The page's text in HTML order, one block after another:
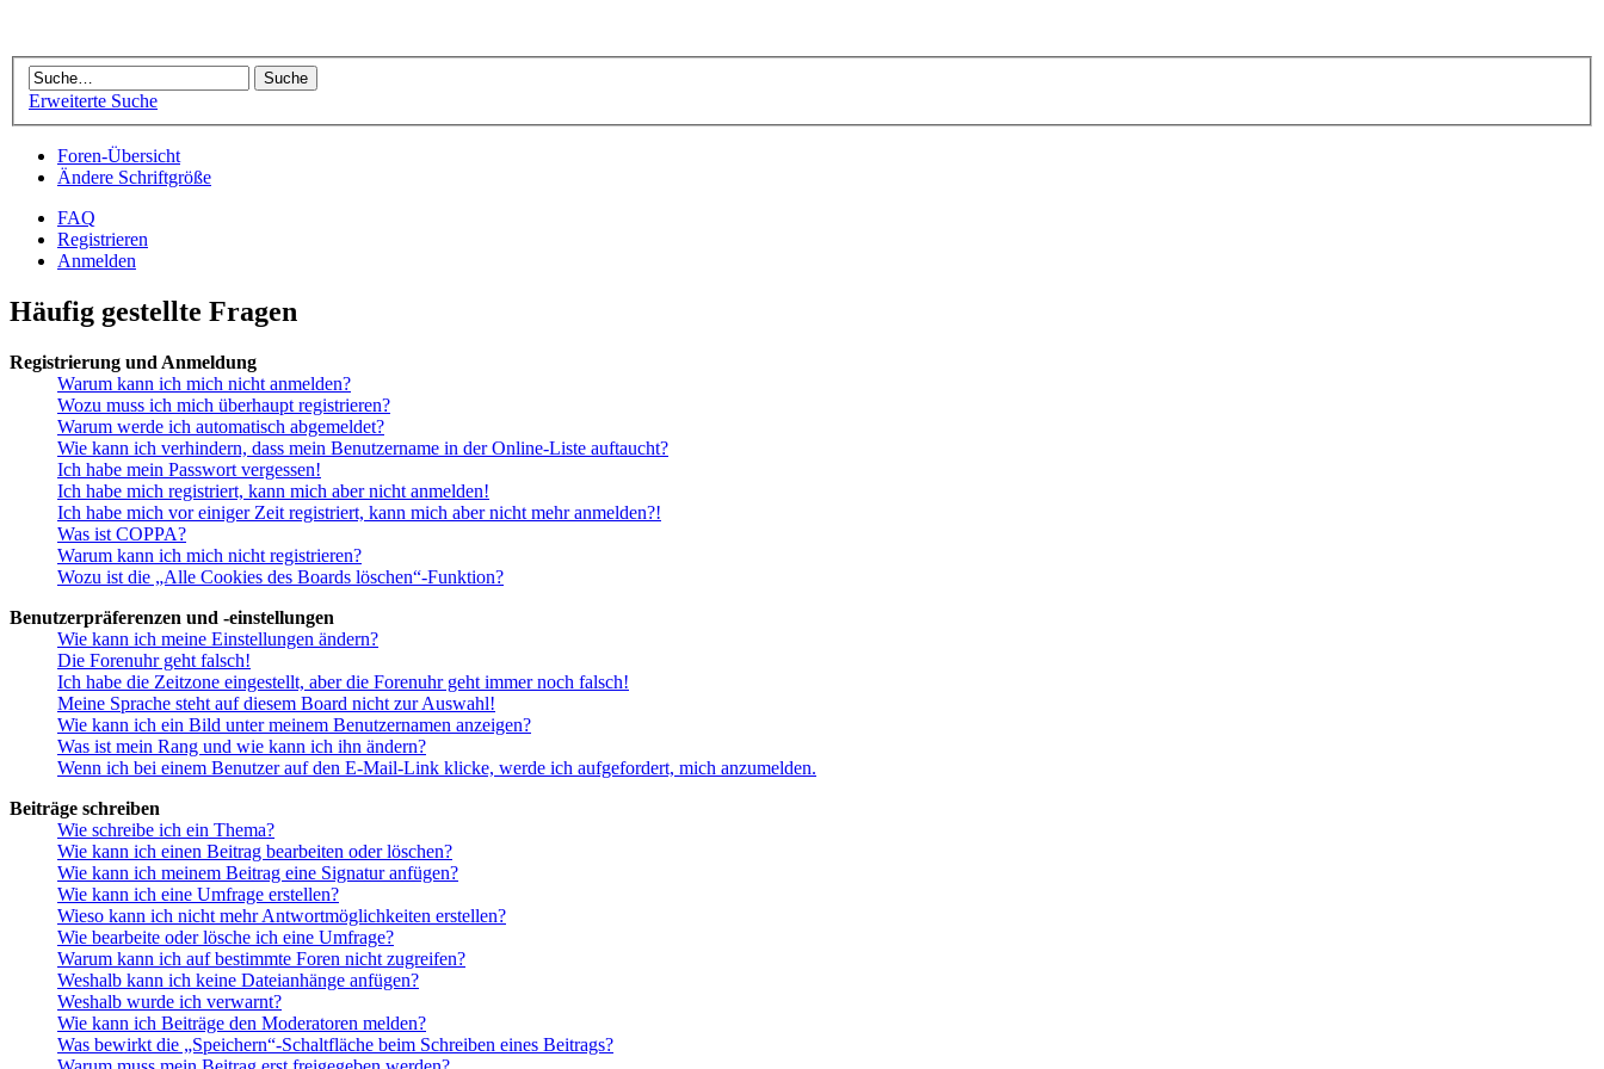
Erweiterte Suche
Foren-Übersicht
Ändere Schriftgröße
FAQ
Registrieren
Anmelden
Häufig gestellte Fragen
Registrierung und Anmeldung
Warum kann ich mich nicht anmelden?
Wozu muss ich mich überhaupt registrieren?
Warum werde ich automatisch abgemeldet?
Wie kann ich verhindern, dass mein Benutzername in der Online-Liste auftaucht?
Ich habe mein Passwort vergessen!
Ich habe mich registriert, kann mich aber nicht anmelden!
Ich habe mich vor einiger Zeit registriert, kann mich aber nicht mehr anmelden?!
Was ist COPPA?
Warum kann ich mich nicht registrieren?
Wozu ist die „Alle Cookies des Boards löschen“-Funktion?
Benutzerpräferenzen und -einstellungen
Wie kann ich meine Einstellungen ändern?
Die Forenuhr geht falsch!
Ich habe die Zeitzone eingestellt, aber die Forenuhr geht immer noch falsch!
Meine Sprache steht auf diesem Board nicht zur Auswahl!
Wie kann ich ein Bild unter meinem Benutzernamen anzeigen?
Was ist mein Rang und wie kann ich ihn ändern?
Wenn ich bei einem Benutzer auf den E-Mail-Link klicke, werde ich aufgefordert, mich anzumelden.
Beiträge schreiben
Wie schreibe ich ein Thema?
Wie kann ich einen Beitrag bearbeiten oder löschen?
Wie kann ich meinem Beitrag eine Signatur anfügen?
Wie kann ich eine Umfrage erstellen?
Wieso kann ich nicht mehr Antwortmöglichkeiten erstellen?
Wie bearbeite oder lösche ich eine Umfrage?
Warum kann ich auf bestimmte Foren nicht zugreifen?
Weshalb kann ich keine Dateianhänge anfügen?
Weshalb wurde ich verwarnt?
Wie kann ich Beiträge den Moderatoren melden?
Was bewirkt die „Speichern“-Schaltfläche beim Schreiben eines Beitrags?